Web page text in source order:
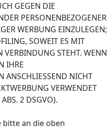
GEGEN DIE
PERSONENBEZOGENER
WERBUNG EINZULEGEN;
SOWEIT ES MIT
VERBINDUNG STEHT. WENN
IHRE
ANSCHLIESSEND NICHT
VERWENDET
2 DSGVO).
an die oben